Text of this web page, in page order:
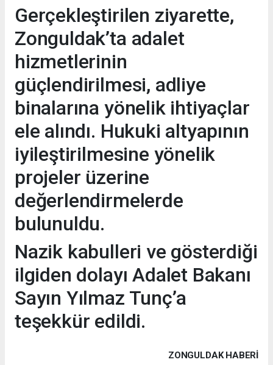
Gerçekleştirilen ziyarette,
Zonguldak’ta adalet
hizmetlerinin
güçlendirilmesi, adliye
binalarına yönelik ihtiyaçlar
ele alındı. Hukuki altyapının
iyileştirilmesine yönelik
projeler üzerine
değerlendirmelerde
bulunuldu.
Nazik kabulleri ve gösterdiği
ilgiden dolayı Adalet Bakanı
Sayın Yılmaz Tunç’a
teşekkür edildi.
ZONGULDAK HABERİ